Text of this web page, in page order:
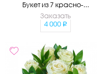
Букет из 7 красно-...
Заказать
4 000